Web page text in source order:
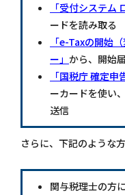
「受付システム
ードを読み取る
「e-Taxの開始
ー」 から、開始
「国税庁 確定申
ーカードを使い
送信
さらに、下記のような
関与税理士の方